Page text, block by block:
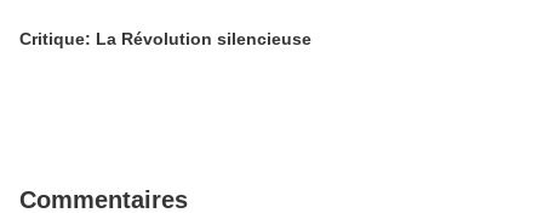
Critique: La Révolution silencieuse
Commentaires